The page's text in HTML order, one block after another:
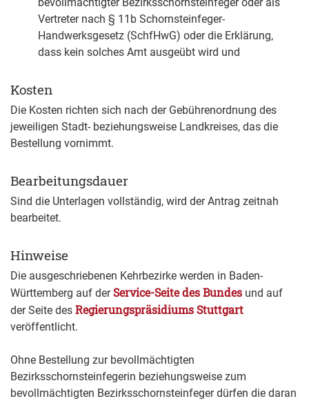
Vertreter nach § 11b Schornsteinfeger-
Handwerksgesetz (SchfHwG) oder die Erklärung,
dass kein solches Amt ausgeübt wird und
Kosten
Die Kosten richten sich nach der Gebührenordnung des
jeweiligen Stadt- beziehungsweise Landkreises, das die
Bestellung vornimmt.
Bearbeitungsdauer
Sind die Unterlagen vollständig, wird der Antrag zeitnah
bearbeitet.
Hinweise
Die ausgeschriebenen Kehrbezirke werden in Baden-
Württemberg auf der Service-Seite des Bundes und auf
der Seite des Regierungspräsidiums Stuttgart
veröffentlicht.
Ohne Bestellung zur bevollmächtigten
Bezirksschornsteinfegerin beziehungsweise zum
bevollmächtigten Bezirksschornsteinfeger dürfen die daran